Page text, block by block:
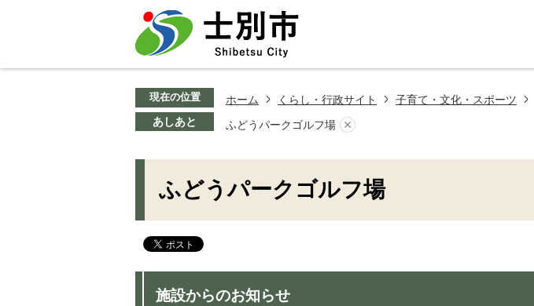
現在の位置 ホーム くらし・行政サイト 子育て・文化・スポーツ
あしあと ふどうパークゴルフ場
ふどうパークゴルフ場
施設からのお知らせ